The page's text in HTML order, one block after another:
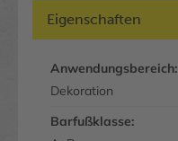
Eigenschaften
Anwendungsbereich:
Dekoration
Barfußklasse: